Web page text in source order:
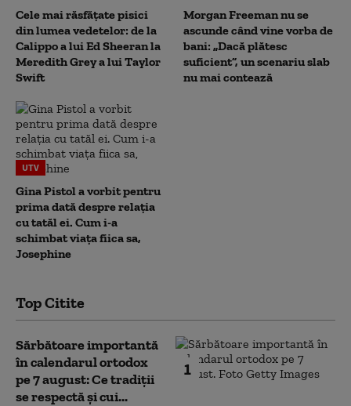
Cele mai răsfățate pisici
din lumea vedetelor: de la
Calippo a lui Ed Sheeran la
Meredith Grey a lui Taylor
Swift
Morgan Freeman nu se
ascunde când vine vorba de
bani: „Dacă plătesc
suficient”, un scenariu slab
nu mai contează
UTV
Gina Pistol a vorbit pentru
prima dată despre relația
cu tatăl ei. Cum i-a
schimbat viața fiica sa,
Josephine
Top Citite
1
Sărbătoare importantă
în calendarul ortodox
pe 7 august: Ce tradiții
se respectă și cui...